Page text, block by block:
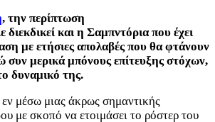
, την περίπτωση
διεκδικεί και η Σαμπντόρια που έχει
με ετήσιες απολαβές που θα φτάνουν
συν μερικά μπόνους επίτευξης στόχων,
δυναμικό της.
μέσω μιας άκρως σημαντικής
με σκοπό να ετοιμάσει το ρόστερ του